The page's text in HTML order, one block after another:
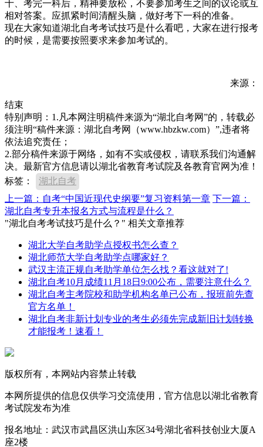
十、考完一科后，精神要放松，不要参加考生之间的议论或互
相对答案。应抓紧时间清醒头脑，做好考下一科的准备。
现在大家知道湖北自考考试技巧是什么看吧，大家在进行报考
的时候，是需要按照要求来参加考试的。
来源：
结束
特别声明：1.凡本网注明稿件来源为“湖北自考网”的，转载必
须注明“稿件来源：湖北自考网（www.hbzkw.com）”,违者将
依法追究责任；
2.部分稿件来源于网络，如有不实或侵权，请联系我们沟通解
决。最新官方信息请以湖北省教育考试院及各教育官网为准！
标签：
湖北自考
上一篇：自考“中国近现代史纲要”复习资料第一章 下一篇：
湖北自考专升本报名方式与流程是什么？
"湖北自考考试技巧是什么？" 相关文章推荐
湖北大学自考助学点授权书怎么查？
湖北师范大学自考助学点哪家好？
武汉主流正规自考助学单位怎么找？看这就对了!
湖北自考10月成绩11月18日9:00公布，需要注意什么？
湖北自考主考院校和助学机构名单已公布，报班前先查
官方名单！
湖北自考非新计划专业的考生必须先完成新旧计划转换
才能报考！速看！
版权所有，本网站内容禁止转载
本网所提供的信息仅供学习交流使用，官方信息以湖北省教育
考试院发布为准
报名地址：武汉市武昌区洪山东区34号湖北省科技创业大厦A
座2楼